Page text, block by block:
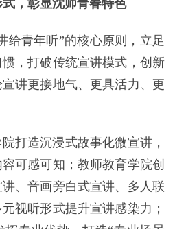
，彰显沈师青春特色
给青年听”的核心原则，立足
，打破传统宣讲模式，创新
讲更接地气、更具活力、更
打造沉浸式故事化微宣讲，
可感可知；教师教育学院创
、音画旁白式宣讲、多人联
视听形式提升宣讲感染力；